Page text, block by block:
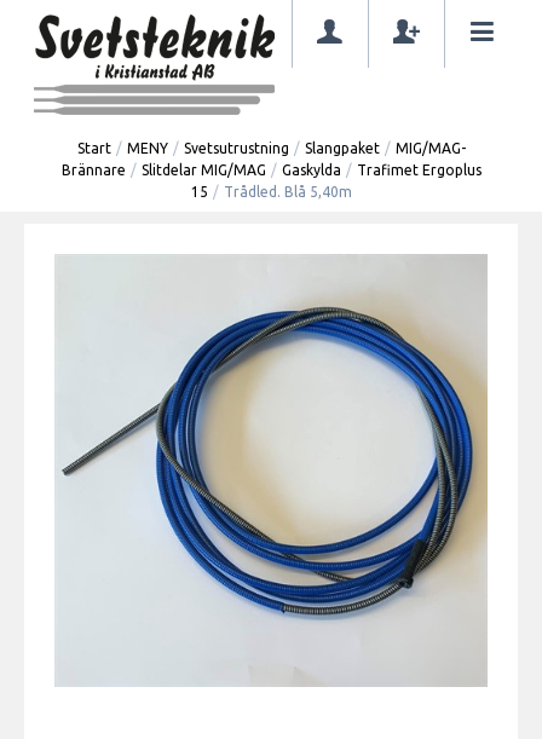
Start / MENY / Svetsutrustning / Slangpaket / MIG/MAG-
Brännare / Slitdelar MIG/MAG / Gaskylda / Trafimet Ergoplus
15 / Trådled. Blå 5,40m